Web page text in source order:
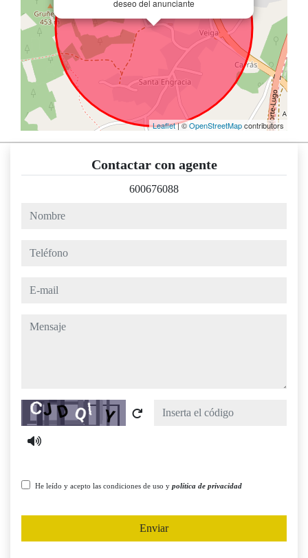
deseo del anunciante
Leaflet| ©OpenStreetMapcontributors
Contactar con agente
600676088
nombre
teléfono
e-mail
mensaje
Captcha
He leído y acepto las condiciones de uso y política de privacidad
Enviar